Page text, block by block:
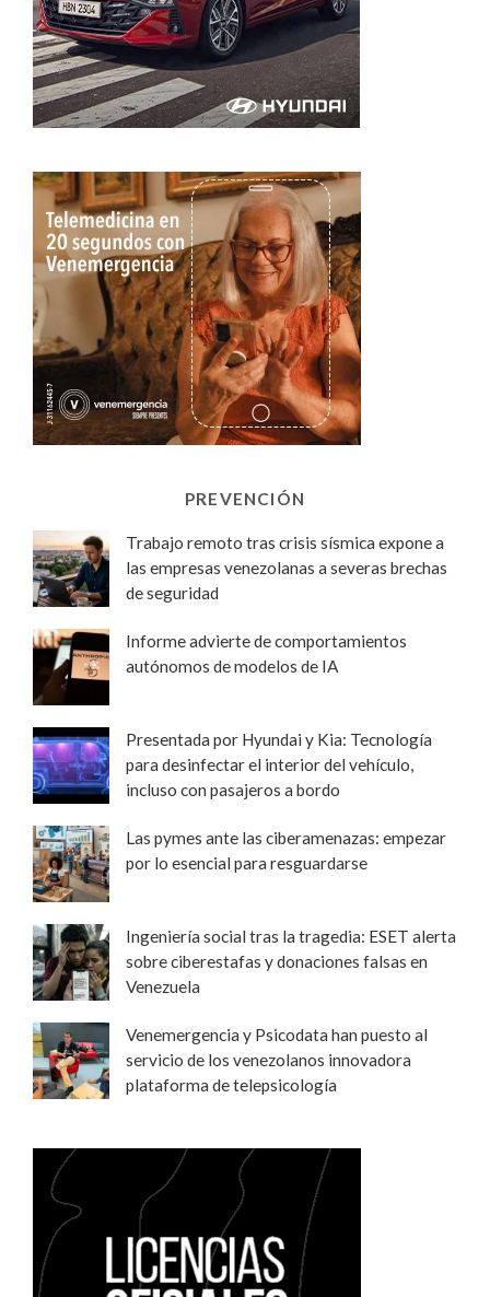
PREVENCIÓN
Trabajo remoto tras crisis sísmica expone a
las empresas venezolanas a severas brechas
de seguridad
Informe advierte de comportamientos
autónomos de modelos de IA
Presentada por Hyundai y Kia: Tecnología
para desinfectar el interior del vehículo,
incluso con pasajeros a bordo
Las pymes ante las ciberamenazas: empezar
por lo esencial para resguardarse
Ingeniería social tras la tragedia: ESET alerta
sobre ciberestafas y donaciones falsas en
Venezuela
Venemergencia y Psicodata han puesto al
servicio de los venezolanos innovadora
plataforma de telepsicología